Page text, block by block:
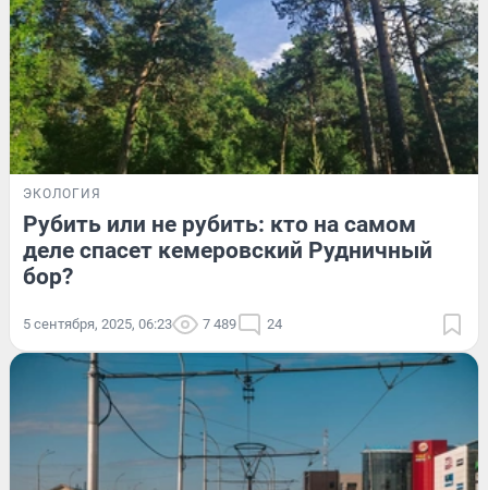
ЭКОЛОГИЯ
Рубить или не рубить: кто на самом
деле спасет кемеровский Рудничный
бор?
5 сентября, 2025, 06:23 7 489 24